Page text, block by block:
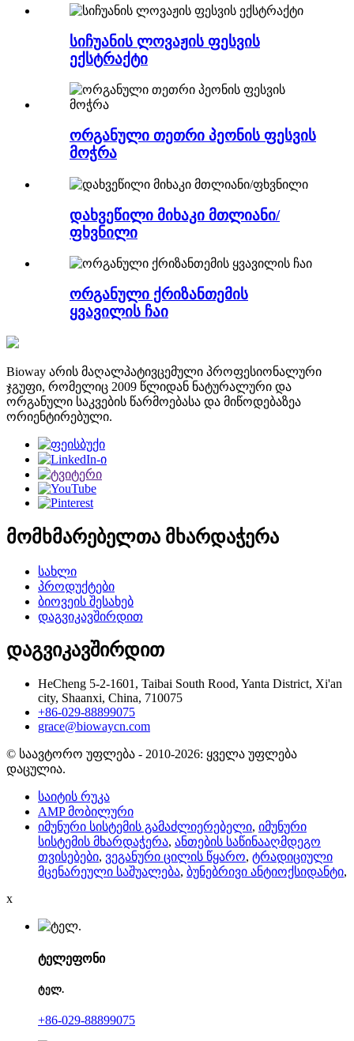
სიჩუანის ლოვაჟის ფესვის
ექსტრაქტი
ორგანული თეთრი პეონის ფესვის
მოჭრა
დახვეწილი მიხაკი მთლიანი/
ფხვნილი
ორგანული ქრიზანთემის
ყვავილის ჩაი
Bioway არის მაღალპატივცემული პროფესიონალური
ჯგუფი, რომელიც 2009 წლიდან ნატურალური და
ორგანული საკვების წარმოებასა და მიწოდებაზეა
ორიენტირებული.
მომხმარებელთა მხარდაჭერა
სახლი
პროდუქტები
ბიოვეის შესახებ
დაგვიკავშირდით
დაგვიკავშირდით
HeCheng 5-2-1601, Taibai South Rood, Yanta District, Xi'an
city, Shaanxi, China, 710075
+86-029-88899075
grace@biowaycn.com
© საავტორო უფლება - 2010-2026: ყველა უფლება
დაცულია.
საიტის რუკა
AMP მობილური
იმუნური სისტემის გამაძლიერებელი, იმუნური
სისტემის მხარდაჭერა, ანთების საწინააღმდეგო
თვისებები, ვეგანური ცილის წყარო, ტრადიციული
მცენარეული საშუალება, ბუნებრივი ანტიოქსიდანტი,
x
ტელეფონი
ტელ.
+86-029-88899075